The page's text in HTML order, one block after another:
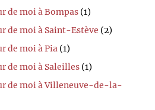
de moi à Bompas (1)
de moi à Saint-Estève (2)
de moi à Pia (1)
de moi à Saleilles (1)
de moi à Villeneuve-de-la-